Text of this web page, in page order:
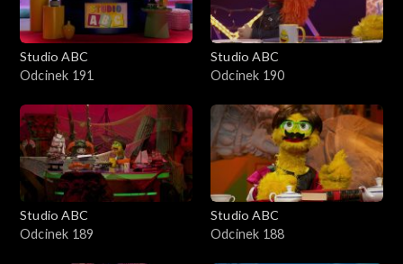
Studio ABC
Odcinek 191
Studio ABC
Odcinek 190
Studio ABC
Odcinek 189
Studio ABC
Odcinek 188